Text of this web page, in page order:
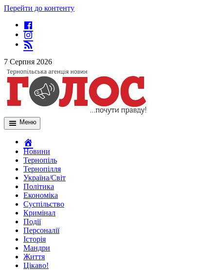
Перейти до контенту
7 Серпня 2026
Меню
Новини
Тернопіль
Тернопілля
Україна/Світ
Політика
Економіка
Суспільство
Кримінал
Події
Персоналії
Історія
Мандри
Життя
Цікаво!